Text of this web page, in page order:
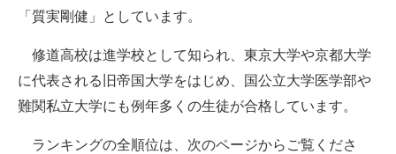
「質実剛健」としています。
修道高校は進学校として知られ、東京大学や京都大学
に代表される旧帝国大学をはじめ、国公立大学医学部や
難関私立大学にも例年多くの生徒が合格しています。
ランキングの全順位は、次のページからご覧くださ